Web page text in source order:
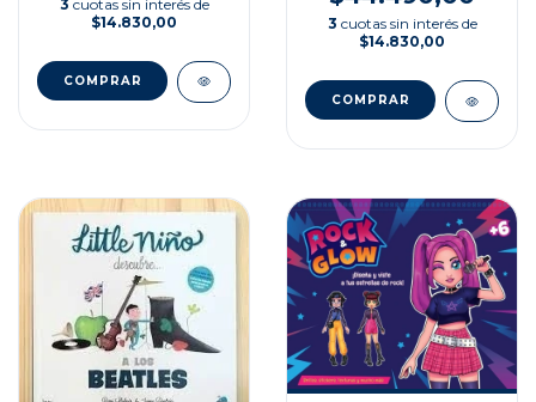
3 cuotas sin interés de
$14.830,00
3 cuotas sin interés de
$14.830,00